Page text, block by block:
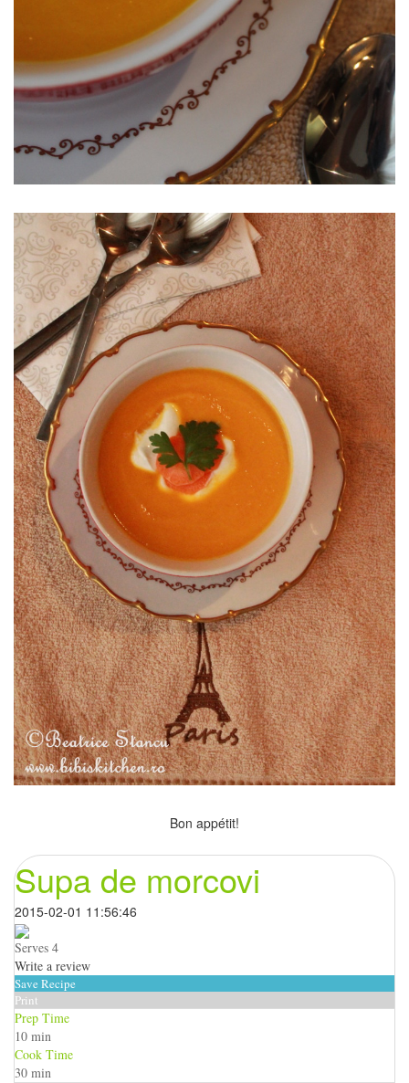
Bon appétit!
Supa de morcovi
2015-02-01 11:56:46
Serves 4
Write a review
Save Recipe
Print
Prep Time
10 min
Cook Time
30 min